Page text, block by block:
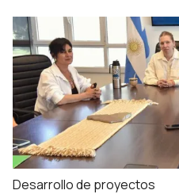
Desarrollo de proyectos